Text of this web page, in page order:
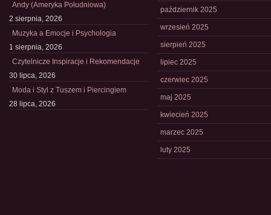
Andy (Ameryka Południowa)
2 sierpnia, 2026
Muzyka a Emocje i Psychologia
1 sierpnia, 2026
Czytelnicze Inspiracje i Rekomendacje
30 lipca, 2026
Moda i Styl z Tuszem i Piercingiem
28 lipca, 2026
październik 2025
wrzesień 2025
sierpień 2025
lipiec 2025
czerwiec 2025
maj 2025
kwiecień 2025
marzec 2025
luty 2025